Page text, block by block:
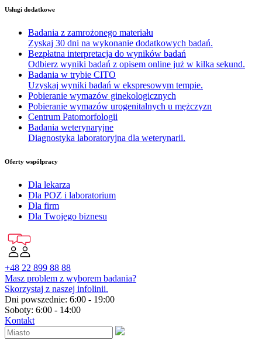
Usługi dodatkowe
Badania z zamrożonego materiału
Zyskaj 30 dni na wykonanie dodatkowych badań.
Bezpłatna interpretacja do wyników badań
Odbierz wyniki badań z opisem online już w kilka sekund.
Badania w trybie CITO
Uzyskaj wyniki badań w ekspresowym tempie.
Pobieranie wymazów ginekologicznych
Pobieranie wymazów urogenitalnych u mężczyzn
Centrum Patomorfologii
Badania weterynaryjne
Diagnostyka laboratoryjna dla weterynarii.
Oferty współpracy
Dla lekarza
Dla POZ i laboratorium
Dla firm
Dla Twojego biznesu
+48 22 899 88 88
Masz problem z wyborem badania?
Skorzystaj z naszej infolinii.
Dni powszednie: 6:00 - 19:00
Soboty: 6:00 - 14:00
Kontakt